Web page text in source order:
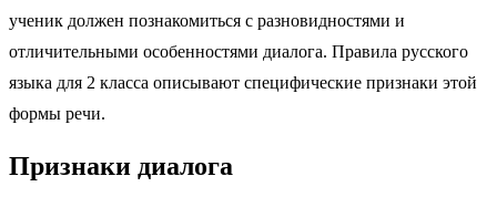
ученик должен познакомиться с разновидностями и
отличительными особенностями диалога. Правила русского
языка для 2 класса описывают специфические признаки этой
формы речи.
Признаки диалога